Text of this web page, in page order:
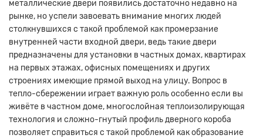
металлические двери появились достаточно недавно на
рынке, но успели завоевать внимание многих людей
столкнувшихся с такой проблемой как промерзание
внутренней части входной двери, ведь такие двери
предназначены для установки в частных домах, квартирах
на первых этажах, офисных помещениях и других
строениях имеющие прямой выход на улицу. Вопрос в
тепло-сбережении играет важную роль особенно если вы
живёте в частном доме, многослойная теплоизолирующая
технология и сложно-гнутый профиль дверного короба
позволяет справиться с такой проблемой как образование